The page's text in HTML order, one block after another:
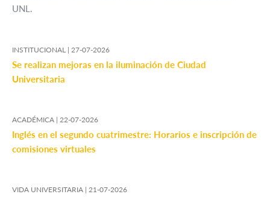
UNL.
INSTITUCIONAL | 27-07-2026
Se realizan mejoras en la iluminación de Ciudad
Universitaria
ACADÉMICA | 22-07-2026
Inglés en el segundo cuatrimestre: Horarios e inscripción de
comisiones virtuales
VIDA UNIVERSITARIA | 21-07-2026